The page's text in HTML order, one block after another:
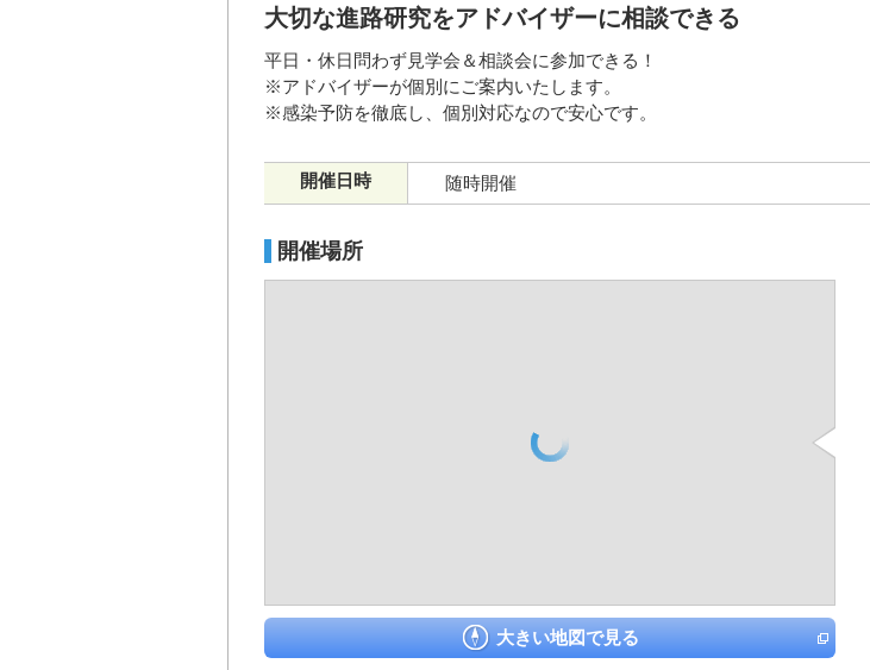
大切な進路研究をアドバイザーに相談できる
平日・休日問わず見学会＆相談会に参加できる！
※アドバイザーが個別にご案内いたします。
※感染予防を徹底し、個別対応なので安心です。
開催日時 随時開催
開催場所
大きい地図で見る